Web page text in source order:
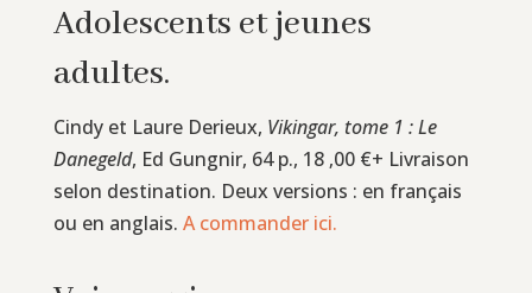
Adolescents et jeunes
adultes.
Cindy et Laure Derieux, Vikingar, tome 1 : Le
Danegeld, Ed Gungnir, 64 p., 18 ‚00 €+ Livraison
selon destination. Deux versions : en français
ou en anglais. A commander ici.